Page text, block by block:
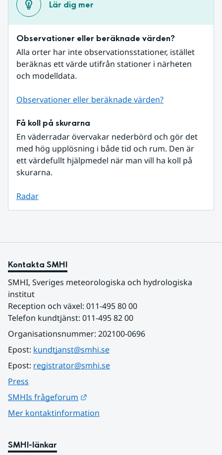
Lär dig mer
Observationer eller beräknade värden?
Alla orter har inte observationsstationer, istället
beräknas ett värde utifrån stationer i närheten
och modelldata.
Observationer eller beräknade värden?
Få koll på skurarna
En väderradar övervakar nederbörd och gör det
med hög upplösning i både tid och rum. Den är
ett värdefullt hjälpmedel när man vill ha koll på
skurarna.
Radar
Kontakta SMHI
SMHI, Sveriges meteorologiska och hydrologiska
institut
Reception och växel: 011-495 80 00
Telefon kundtjänst: 011-495 82 00
Organisationsnummer: 202100-0696
Epost: kundtjanst@smhi.se
Epost: registrator@smhi.se
Press
SMHIs frågeforum
Mer kontaktinformation
SMHI-länkar